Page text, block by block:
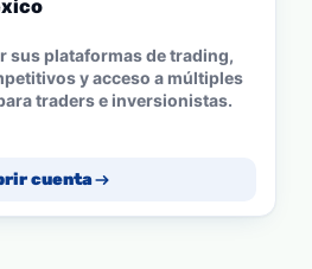
sus plataformas de trading,
y acceso a múltiples
traders e inversionistas.
cuenta